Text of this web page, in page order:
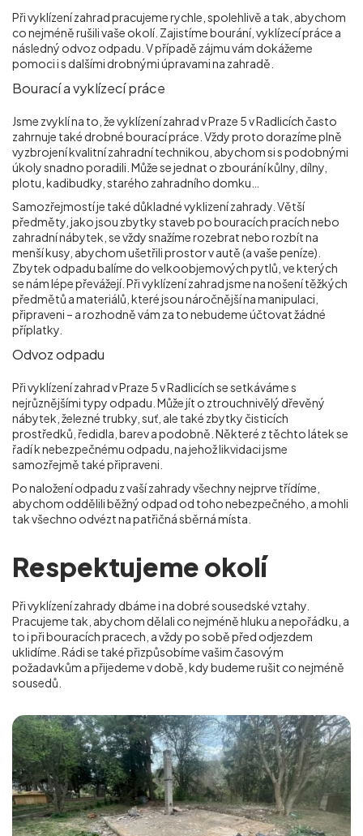
Při vyklízení zahrad pracujeme rychle, spolehlivě a tak, abychom
co nejméně rušili vaše okolí. Zajistíme bourání, vyklízecí práce a
následný odvoz odpadu. V případě zájmu vám dokážeme
pomoci i s dalšími drobnými úpravami na zahradě.
Bourací a vyklízecí práce
Jsme zvyklí na to, že vyklízení zahrad v Praze 5 v Radlicíchčasto
zahrnuje také drobné bourací práce. Vždy proto dorazíme plně
vyzbrojení kvalitní zahradní technikou, abychom si s podobnými
úkoly snadno poradili. Může se jednat o zbourání kůlny, dílny,
plotu, kadibudky, starého zahradního domku…
Samozřejmostí je také důkladné vyklizení zahrady. Větší
předměty, jako jsou zbytky staveb po bouracích pracích nebo
zahradní nábytek, se vždy snažíme rozebrat nebo rozbít na
menší kusy, abychom ušetřili prostor v autě (a vaše peníze).
Zbytek odpadu balíme do velkoobjemových pytlů, ve kterých
se nám lépe převážejí. Při vyklízení zahrad jsme na nošení těžkých
předmětů a materiálů, které jsou náročnější na manipulaci,
připraveni – a rozhodně vám za to nebudeme účtovat žádné
příplatky.
Odvoz odpadu
Při vyklízení zahrad v Praze 5 v Radlicíchse setkáváme s
nejrůznějšími typy odpadu. Může jít o ztrouchnivělý dřevěný
nábytek, železné trubky, suť, ale také zbytky čisticích
prostředků, ředidla, barev a podobně. Některé z těchto látek se
řadí k nebezpečnému odpadu, na jehož likvidaci jsme
samozřejmě také připraveni.
Po naložení odpadu z vaší zahrady všechny nejprve třídíme,
abychom oddělili běžný odpad od toho nebezpečného, a mohli
tak všechno odvézt na patřičná sběrná místa.
Respektujeme okolí
Při vyklízení zahrady dbáme i na dobré sousedské vztahy.
Pracujeme tak, abychom dělali co nejméně hluku a nepořádku, a
to i při bouracích pracech, a vždy po sobě před odjezdem
uklidíme. Rádi se také přizpůsobíme vašim časovým
požadavkům a přijedeme v době, kdy budeme rušit co nejméně
sousedů.